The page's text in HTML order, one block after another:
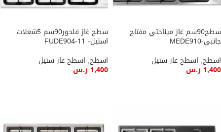
سطح90سم غاز ميناجتي مفتاح
جانبي-MEDE910
اسطح, اسطح غاز ستيل
1,400 ر.س
سطح غاز فلجور90سم 5شعلات
استيل- FUDE904-11
اسطح, اسطح غاز ستيل
1,400 ر.س